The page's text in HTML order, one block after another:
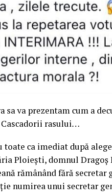
sa va prezentam cum a
Cascadorii rasului…
toate ca imediat după
Ploiești, domnul Dragoș
rămânând fără secretar
numirea unui secretar